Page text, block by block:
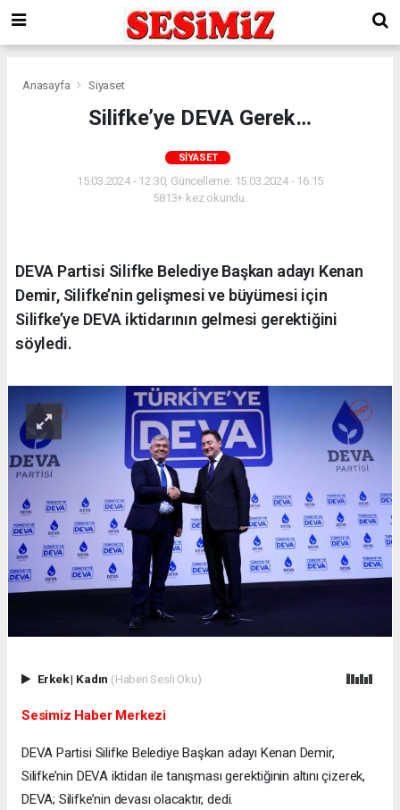
Anasayfa Siyaset
Silifke’ye DEVA Gerek…
SIYASET
15.03.2024 - 12:30, Güncelleme: 15.03.2024 - 16:15
5813+ kez okundu.
DEVA Partisi Silifke Belediye Başkan adayı Kenan
Demir, Silifke’nin gelişmesi ve büyümesi için
Silifke’ye DEVA iktidarının gelmesi gerektiğini
söyledi.
Erkek| Kadın (Haberi Sesli Oku)
Sesimiz Haber Merkezi
DEVA Partisi Silifke Belediye Başkan adayı Kenan Demir,
Silifke’nin DEVA iktidarı ile tanışması gerektiğinin altını çizerek,
DEVA; Silifke’nin devası olacaktır, dedi.